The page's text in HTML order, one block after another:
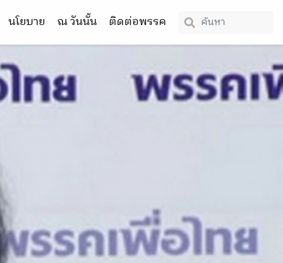
นโยบาย ณ วันนั้น ติดต่อพรรค